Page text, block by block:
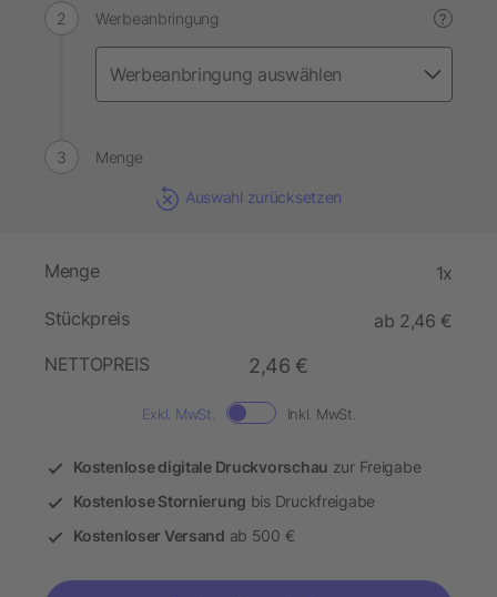
Werbeanbringung ?
Menge
Auswahl zurücksetzen
Menge 1x
Stückpreis
ab 2,46 €
NETTOPREIS
2,46 €
Exkl. MwSt. Inkl. MwSt.
Kostenlose digitale Druckvorschau zur Freigabe
Kostenlose Stornierung bis Druckfreigabe
Kostenloser Versand ab 500 €